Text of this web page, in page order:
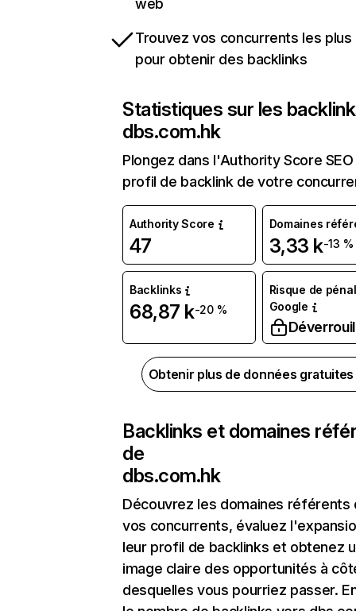
web
Trouvez vos concurrents les
pour obtenir des backlinks
Statistiques sur les
dbs.com.hk
Plongez dans l'Authority Score
profil de backlink de votre
Authority Score
47
Domaines
3,33 k-13 %
Backlinks
68,87 k-20 %
Risque de
Google
Obtenir plus de données
Backlinks et domaines
de
dbs.com.hk
Découvrez les domaines référents
vos concurrents, évaluez
leur profil de backlinks et obtenez
image claire des opportunités à
desquelles vous pourriez passer.